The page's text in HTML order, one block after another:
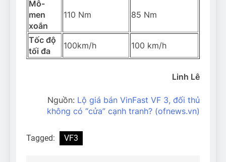
Mô-
men
xoắn
110 Nm 85 Nm
Tốc độ
tối đa
100km/h 100 km/h
Linh Lê
Nguồn: Lộ giá bán VinFast VF 3, đối thủ
không có “cửa” cạnh tranh? (ofnews.vn)
Tagged: VF3